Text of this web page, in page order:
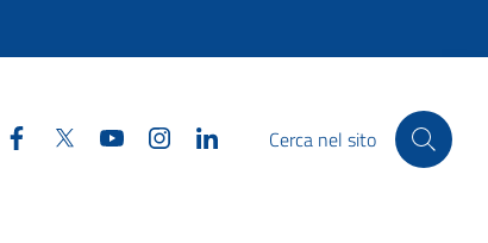
Facebook
Twitter YouTube InstagramLinkedinCerca nel sito